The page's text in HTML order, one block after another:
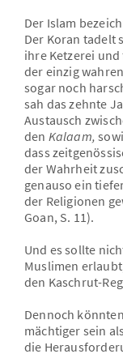
Der Islam
Der Koran tadelt
ihre Ketzerei
der einzig
sogar noch
sah das zehnte
Austausch
den Kalaam,
dass
der Wahrheit
genauso ein
der Religionen
Goan, S. 11).
Und es sollte
Muslimen
den Kaschrut-
Dennoch
mächtiger sein
die